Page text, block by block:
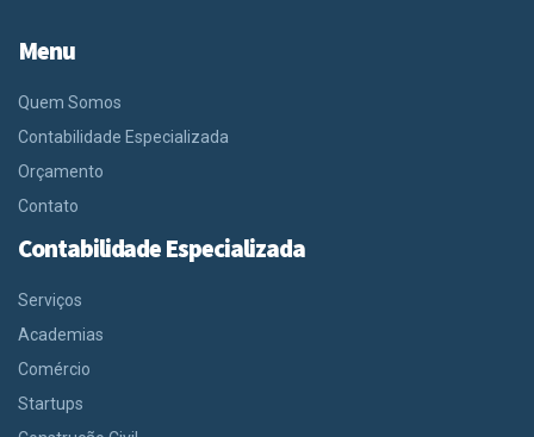
Menu
Quem Somos
Contabilidade Especializada
Orçamento
Contato
Contabilidade Especializada
Serviços
Academias
Comércio
Startups